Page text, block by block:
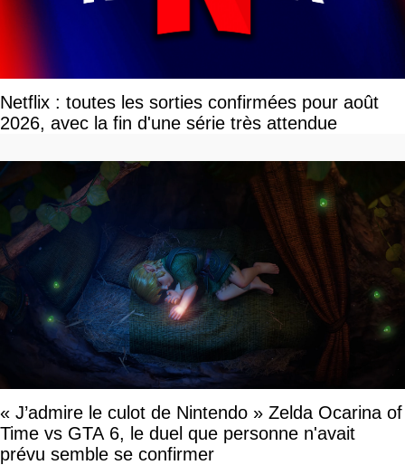
Netflix : toutes les sorties confirmées pour août
2026, avec la fin d'une série très attendue
« J’admire le culot de Nintendo » Zelda Ocarina of
Time vs GTA 6, le duel que personne n'avait
prévu semble se confirmer